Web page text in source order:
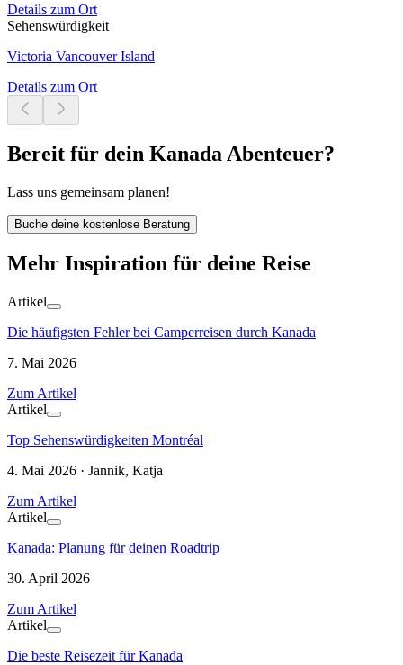
Details zum Ort
Sehenswürdigkeit
Victoria Vancouver Island
Details zum Ort
Bereit für dein Kanada Abenteuer?
Lass uns gemeinsam planen!
Buche deine kostenlose Beratung
Mehr Inspiration für deine Reise
Artikel
Die häufigsten Fehler bei Camperreisen durch Kanada
7. Mai 2026
Zum Artikel
Artikel
Top Sehenswürdigkeiten Montréal
4. Mai 2026 · Jannik, Katja
Zum Artikel
Artikel
Kanada: Planung für deinen Roadtrip
30. April 2026
Zum Artikel
Artikel
Die beste Reisezeit für Kanada